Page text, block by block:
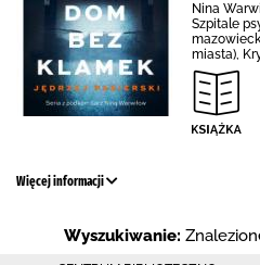
Nina
Szpitale
miasta),
Więcej informacji
Wyszukiwanie: